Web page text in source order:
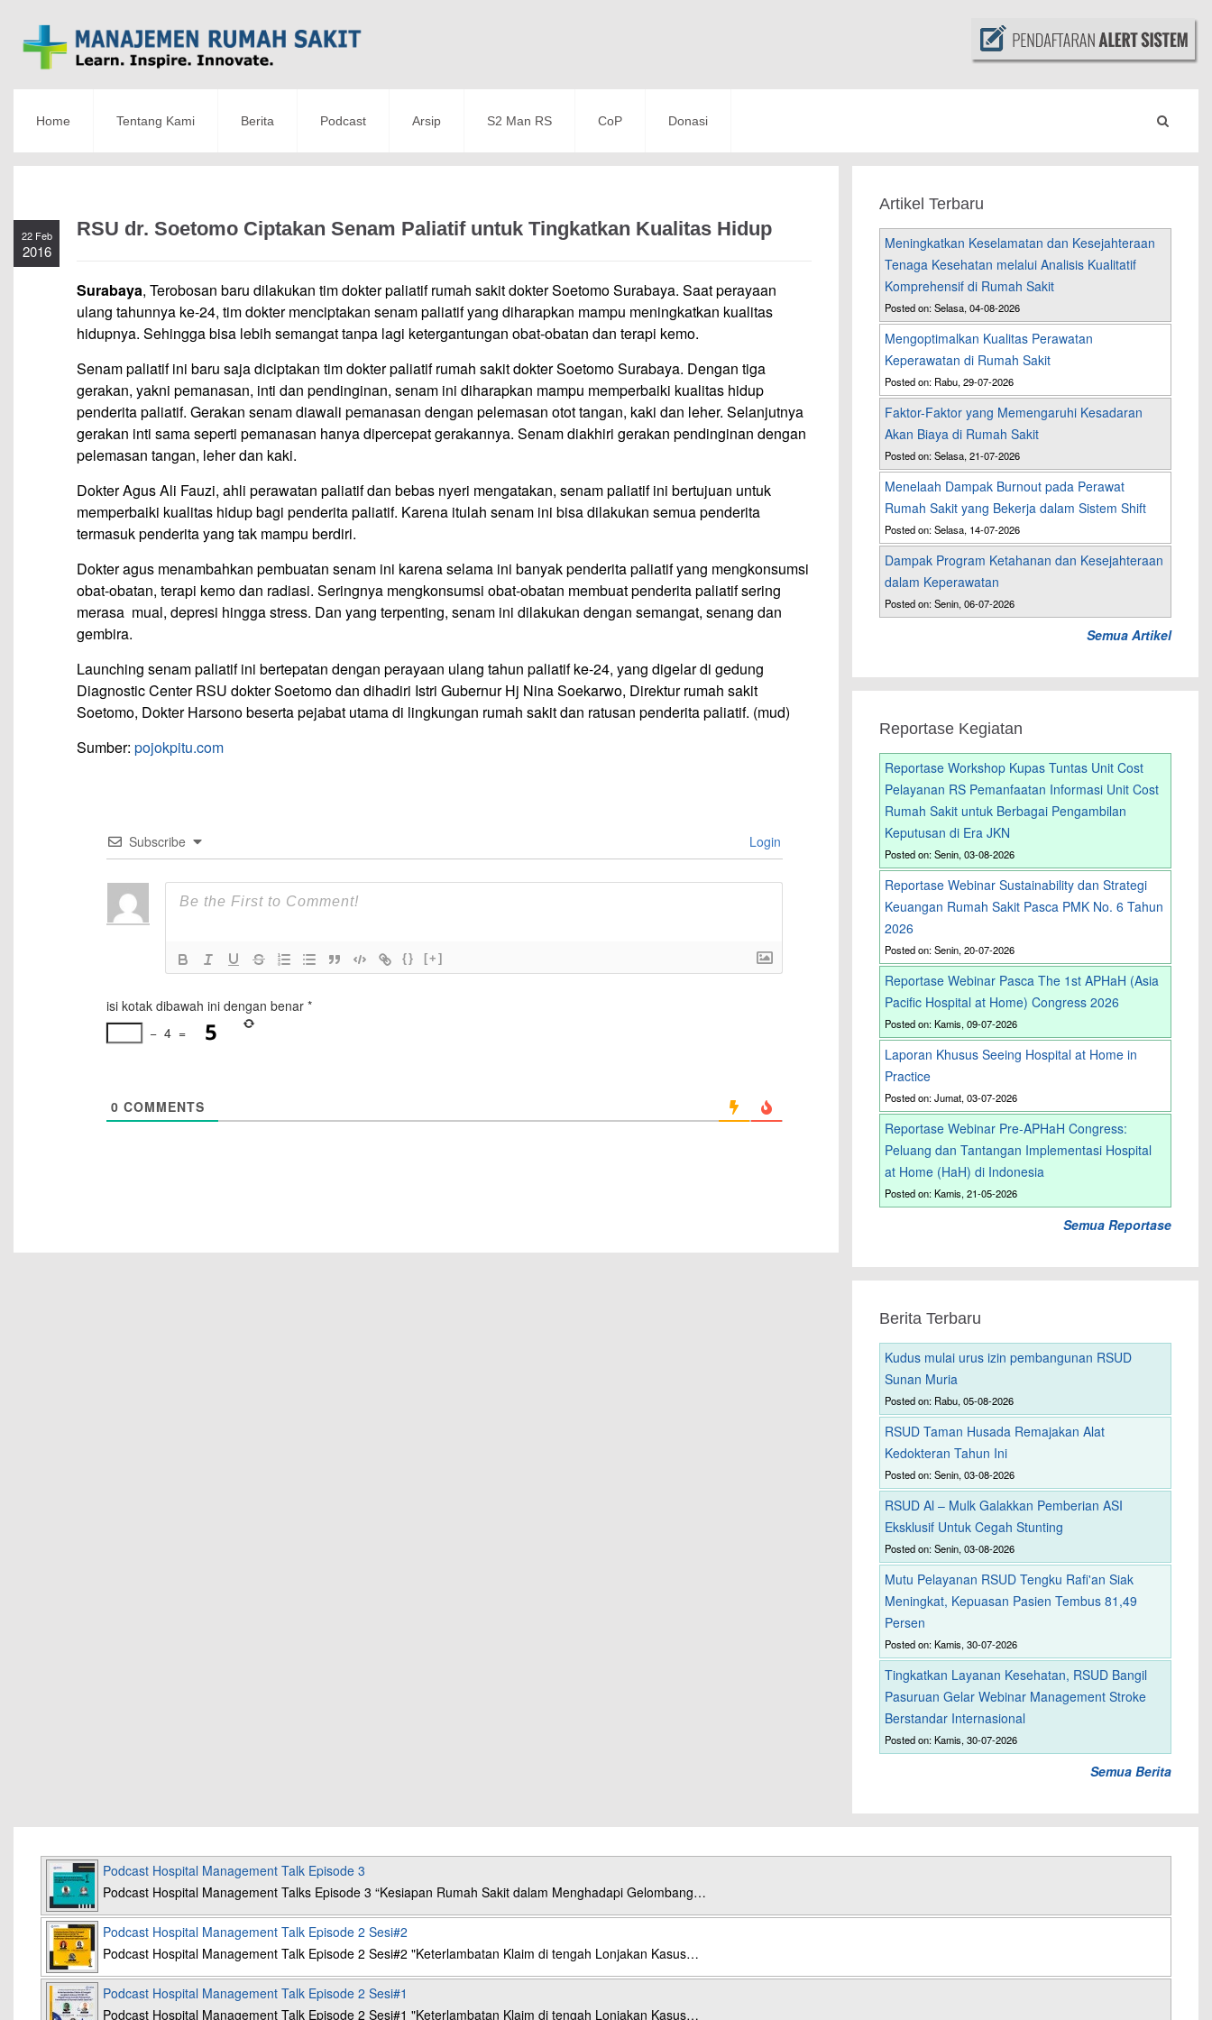
Home Tentang Kami Berita Podcast Arsip S2 Man RS CoP Donasi
22 Feb
2016
RSU dr. Soetomo Ciptakan Senam Paliatif untuk Tingkatkan Kualitas Hidup
Surabaya, Terobosan baru dilakukan tim dokter paliatif rumah sakit dokter Soetomo Surabaya. Saat perayaan
ulang tahunnya ke-24, tim dokter menciptakan senam paliatif yang diharapkan mampu meningkatkan kualitas
hidupnya. Sehingga bisa lebih semangat tanpa lagi ketergantungan obat-obatan dan terapi kemo.
Senam paliatif ini baru saja diciptakan tim dokter paliatif rumah sakit dokter Soetomo Surabaya. Dengan tiga
gerakan, yakni pemanasan, inti dan pendinginan, senam ini diharapkan mampu memperbaiki kualitas hidup
penderita paliatif. Gerakan senam diawali pemanasan dengan pelemasan otot tangan, kaki dan leher. Selanjutnya
gerakan inti sama seperti pemanasan hanya dipercepat gerakannya. Senam diakhiri gerakan pendinginan dengan
pelemasan tangan, leher dan kaki.
Dokter Agus Ali Fauzi, ahli perawatan paliatif dan bebas nyeri mengatakan, senam paliatif ini bertujuan untuk
memperbaiki kualitas hidup bagi penderita paliatif. Karena itulah senam ini bisa dilakukan semua penderita
termasuk penderita yang tak mampu berdiri.
Dokter agus menambahkan pembuatan senam ini karena selama ini banyak penderita paliatif yang mengkonsumsi
obat-obatan, terapi kemo dan radiasi. Seringnya mengkonsumsi obat-obatan membuat penderita paliatif sering
merasa mual, depresi hingga stress. Dan yang terpenting, senam ini dilakukan dengan semangat, senang dan
gembira.
Launching senam paliatif ini bertepatan dengan perayaan ulang tahun paliatif ke-24, yang digelar di gedung
Diagnostic Center RSU dokter Soetomo dan dihadiri Istri Gubernur Hj Nina Soekarwo, Direktur rumah sakit
Soetomo, Dokter Harsono beserta pejabat utama di lingkungan rumah sakit dan ratusan penderita paliatif. (mud)
Sumber: pojokpitu.com
Subscribe Login
{} [+]
isi kotak dibawah ini dengan benar*
− 4 =
0 COMMENTS
Artikel Terbaru
Meningkatkan Keselamatan dan Kesejahteraan
Tenaga Kesehatan melalui Analisis Kualitatif
Komprehensif di Rumah Sakit
Posted on: Selasa, 04-08-2026
Mengoptimalkan Kualitas Perawatan
Keperawatan di Rumah Sakit
Posted on: Rabu, 29-07-2026
Faktor-Faktor yang Memengaruhi Kesadaran
Akan Biaya di Rumah Sakit
Posted on: Selasa, 21-07-2026
Menelaah Dampak Burnout pada Perawat
Rumah Sakit yang Bekerja dalam Sistem Shift
Posted on: Selasa, 14-07-2026
Dampak Program Ketahanan dan Kesejahteraan
dalam Keperawatan
Posted on: Senin, 06-07-2026
Semua Artikel
Reportase Kegiatan
Reportase Workshop Kupas Tuntas Unit Cost
Pelayanan RS Pemanfaatan Informasi Unit Cost
Rumah Sakit untuk Berbagai Pengambilan
Keputusan di Era JKN
Posted on: Senin, 03-08-2026
Reportase Webinar Sustainability dan Strategi
Keuangan Rumah Sakit Pasca PMK No. 6 Tahun
2026
Posted on: Senin, 20-07-2026
Reportase Webinar Pasca The 1st APHaH (Asia
Pacific Hospital at Home) Congress 2026
Posted on: Kamis, 09-07-2026
Laporan Khusus Seeing Hospital at Home in
Practice
Posted on: Jumat, 03-07-2026
Reportase Webinar Pre-APHaH Congress:
Peluang dan Tantangan Implementasi Hospital
at Home (HaH) di Indonesia
Posted on: Kamis, 21-05-2026
Semua Reportase
Berita Terbaru
Kudus mulai urus izin pembangunan RSUD
Sunan Muria
Posted on: Rabu, 05-08-2026
RSUD Taman Husada Remajakan Alat
Kedokteran Tahun Ini
Posted on: Senin, 03-08-2026
RSUD Al – Mulk Galakkan Pemberian ASI
Eksklusif Untuk Cegah Stunting
Posted on: Senin, 03-08-2026
Mutu Pelayanan RSUD Tengku Rafi'an Siak
Meningkat, Kepuasan Pasien Tembus 81,49
Persen
Posted on: Kamis, 30-07-2026
Tingkatkan Layanan Kesehatan, RSUD Bangil
Pasuruan Gelar Webinar Management Stroke
Berstandar Internasional
Posted on: Kamis, 30-07-2026
Semua Berita
Podcast Hospital Management Talk Episode 3
Podcast Hospital Management Talks Episode 3 “Kesiapan Rumah Sakit dalam Menghadapi Gelombang…
Podcast Hospital Management Talk Episode 2 Sesi#2
Podcast Hospital Management Talk Episode 2 Sesi#2 "Keterlambatan Klaim di tengah Lonjakan Kasus…
Podcast Hospital Management Talk Episode 2 Sesi#1
Podcast Hospital Management Talk Episode 2 Sesi#1 "Keterlambatan Klaim di tengah Lonjakan Kasus…